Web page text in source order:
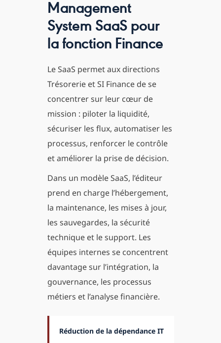
Management
System SaaS pour
la fonction Finance
Le SaaS permet aux directions
Trésorerie et SI Finance de se
concentrer sur leur cœur de
mission : piloter la liquidité,
sécuriser les flux, automatiser les
processus, renforcer le contrôle
et améliorer la prise de décision.
Dans un modèle SaaS, l’éditeur
prend en charge l’hébergement,
la maintenance, les mises à jour,
les sauvegardes, la sécurité
technique et le support. Les
équipes internes se concentrent
davantage sur l’intégration, la
gouvernance, les processus
métiers et l’analyse financière.
Réduction de la dépendance IT